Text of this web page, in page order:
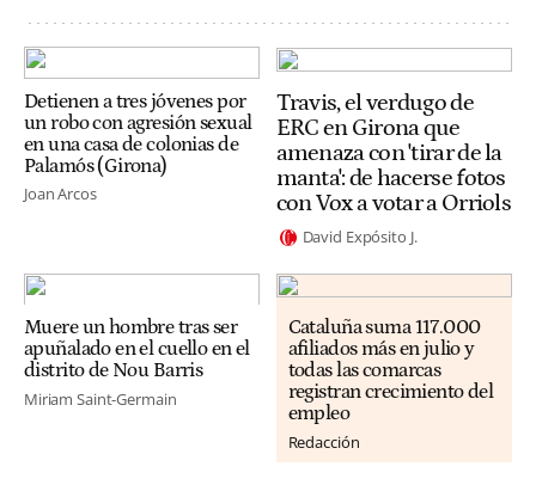
Detienen a tres jóvenes por
un robo con agresión sexual
en una casa de colonias de
Palamós (Girona)
Joan Arcos
Travis, el verdugo de
ERC en Girona que
amenaza con 'tirar de la
manta': de hacerse fotos
con Vox a votar a Orriols
David Expósito J.
Muere un hombre tras ser
apuñalado en el cuello en el
distrito de Nou Barris
Miriam Saint-Germain
Cataluña suma 117.000
afiliados más en julio y
todas las comarcas
registran crecimiento del
empleo
Redacción